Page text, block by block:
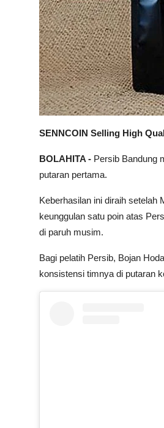
SENNCOIN Selling High
BOLAHITA - Persib Bandung
putaran pertama.
Keberhasilan ini diraih setelah
keunggulan satu poin atas
di paruh musim.
Bagi pelatih Persib, Bojan
konsistensi timnya di putaran